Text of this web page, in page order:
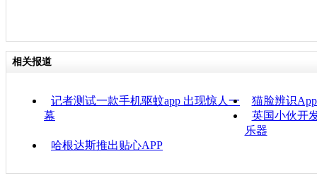
相关报道
记者测试一款手机驱蚊app 出现惊人一
幕
猫脸辨识
英国小伙开
乐器
哈根达斯推出贴心APP